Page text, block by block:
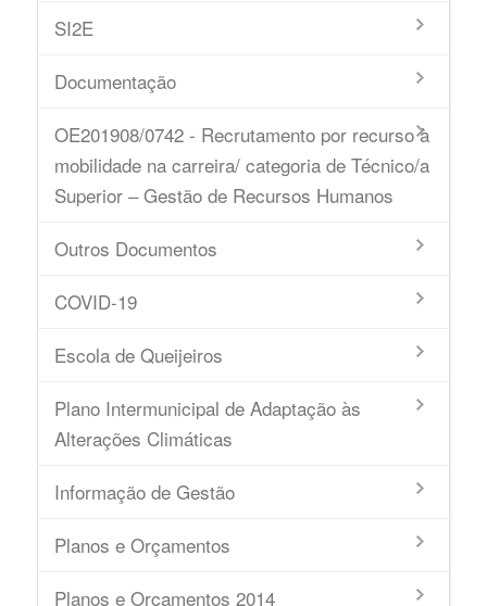
SI2E
Documentação
OE201908/0742 - Recrutamento por recurso à
mobilidade na carreira/ categoria de Técnico/a
Superior – Gestão de Recursos Humanos
Outros Documentos
COVID-19
Escola de Queijeiros
Plano Intermunicipal de Adaptação às
Alterações Climáticas
Informação de Gestão
Planos e Orçamentos
Planos e Orçamentos 2014